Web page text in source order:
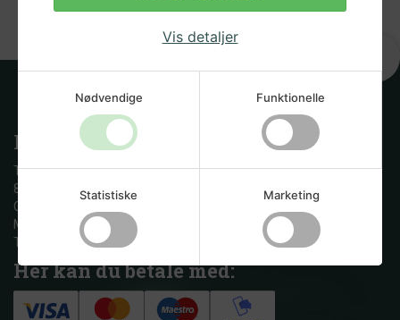
Vis detaljer
Nødvendige Funktionelle
Statistiske Marketing
Kontakt os
Tandskovvej 23
8600 Silkeborg
CVR: 29597731
Mail: info@hjemmebryggeren.dk
Telefon: +45 53 88 04 93
Her kan du betale med: